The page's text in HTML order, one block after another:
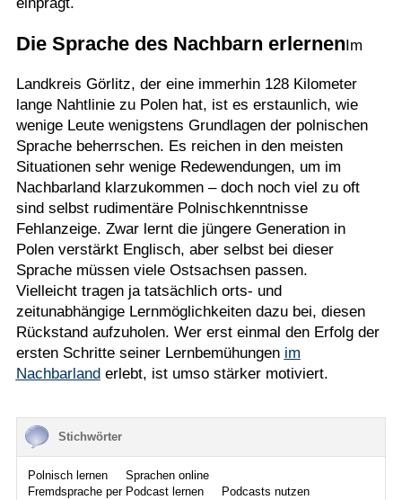
Die Sprache des Nachbarn erlernenIm
Landkreis Görlitz, der eine immerhin 128 Kilometer
lange Nahtlinie zu Polen hat, ist es erstaunlich, wie
wenige Leute wenigstens Grundlagen der polnischen
Sprache beherrschen. Es reichen in den meisten
Situationen sehr wenige Redewendungen, um im
Nachbarland klarzukommen – doch noch viel zu oft
sind selbst rudimentäre Polnischkenntnisse
Fehlanzeige. Zwar lernt die jüngere Generation in
Polen verstärkt Englisch, aber selbst bei dieser
Sprache müssen viele Ostsachsen passen.
Vielleicht tragen ja tatsächlich orts- und
zeitunabhängige Lernmöglichkeiten dazu bei, diesen
Rückstand aufzuholen. Wer erst einmal den Erfolg der
ersten Schritte seiner Lernbemühungen im
Nachbarlanderlebt, ist umso stärker motiviert.
Stichwörter
Polnisch lernen
Sprachen online
Fremdsprache per Podcast lernen
Podcasts nutzen